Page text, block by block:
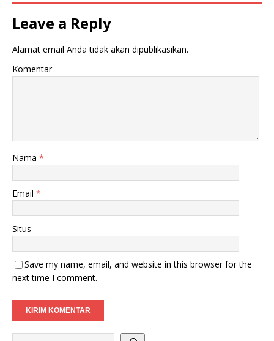
Leave a Reply
Alamat email Anda tidak akan dipublikasikan.
Komentar
Nama *
Email *
Situs
Save my name, email, and website in this browser for the
next time I comment.